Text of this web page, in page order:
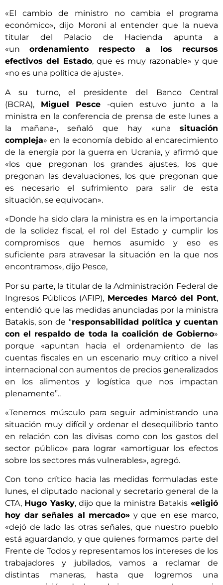
«El cambio de ministro no cambia el programa
económico», dijo Moroni al entender que la nueva
titular del Palacio de Hacienda apunta a
«unordenamiento respecto a los recursos
efectivos del Estado, que es muy razonable» y que
«no es una política de ajuste».
A su turno, el presidente del Banco Central
(BCRA), Miguel Pesce -quien estuvo junto a la
ministra en la conferencia de prensa de este lunes a
la mañana-, señaló que hay «una situación
compleja» en la economía debido al encarecimiento
de la energía por la guerra en Ucrania, y afirmó que
«los que pregonan los grandes ajustes, los que
pregonan las devaluaciones, los que pregonan que
es necesario el sufrimiento para salir de esta
situación, se equivocan».
«Donde ha sido clara la ministra es en la importancia
de la solidez fiscal, el rol del Estado y cumplir los
compromisos que hemos asumido y eso es
suficiente para atravesar la situación en la que nos
encontramos», dijo Pesce,
Por su parte, la titular de la Administración Federal de
Ingresos Públicos (AFIP), Mercedes Marcó del Pont,
entendió que las medidas anunciadas por la ministra
Batakis, son de “responsabilidad política y cuentan
con el respaldo de toda la coalición de Gobierno»
porque «apuntan hacia el ordenamiento de las
cuentas fiscales en un escenario muy crítico a nivel
internacional con aumentos de precios generalizados
en los alimentos y logística que nos impactan
plenamente”..
«Tenemos músculo para seguir administrando una
situación muy difícil y ordenar el desequilibrio tanto
en relación con las divisas como con los gastos del
sector público» para lograr «amortiguar los efectos
sobre los sectores más vulnerables», agregó.
Con tono crítico hacia las medidas formuladas este
lunes, el diputado nacional y secretario general de la
CTA, Hugo Yasky, dijo que la ministra Batakis«eligió
hoy dar señales al mercado» y que en ese marco,
«dejó de lado las otras señales, que nuestro pueblo
está aguardando, y que quienes formamos parte del
Frente de Todos y representamos los intereses de los
trabajadores y jubilados, vamos a reclamar de
distintas maneras, hasta que logremos una